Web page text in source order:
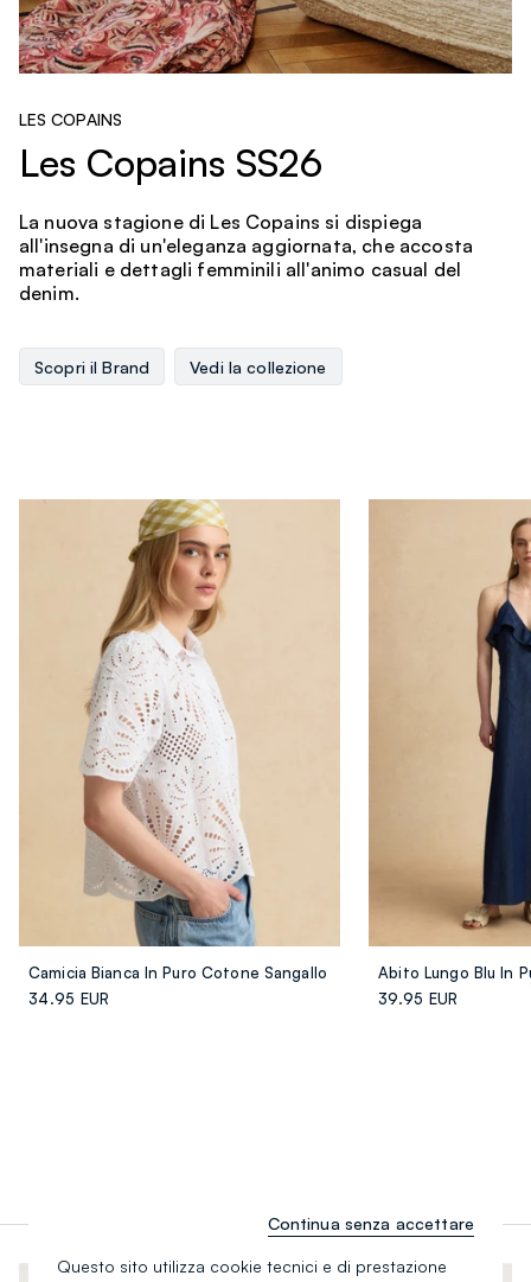
LES COPAINS
Les Copains SS26
La nuova stagione di Les Copains si dispiega
all'insegna di un'eleganza aggiornata, che accosta
materiali e dettagli femminili all'animo casual del
denim.
Scopri il Brand Vedi la collezione
Camicia Bianca In Puro Cotone Sangallo
34.95 EUR
39.95 EUR
Questo sito utilizza cookie tecnici e di prestazione
Continua senza accettare